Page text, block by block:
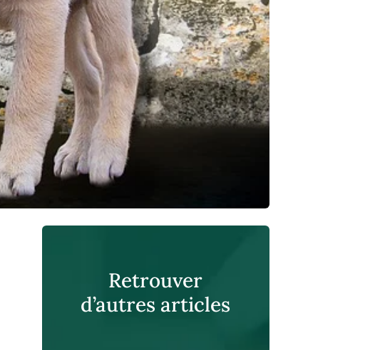
Retrouver
d’autres articles